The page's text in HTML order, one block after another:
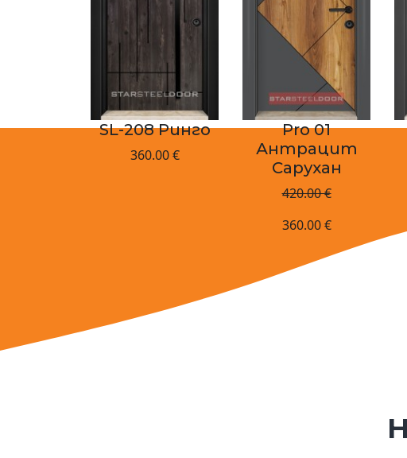
SL-208 Ринго
360.00 €
Pro 01
Антрацит
Сарухан
420.00 €
360.00 €